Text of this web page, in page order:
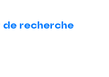
de recherche